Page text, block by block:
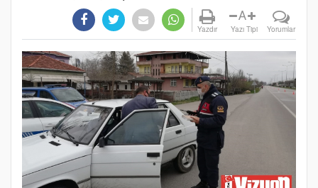
Yazdır
A
Yazı Tipi Yorumlar